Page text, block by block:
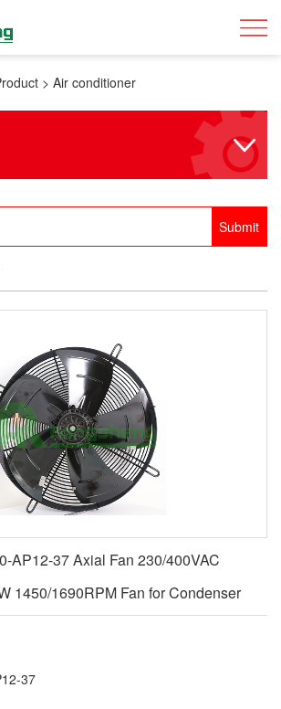
> Air conditioner
AP12-37 Axial Fan 230/400VAC
1450/1690RPM Fan for Condenser
37